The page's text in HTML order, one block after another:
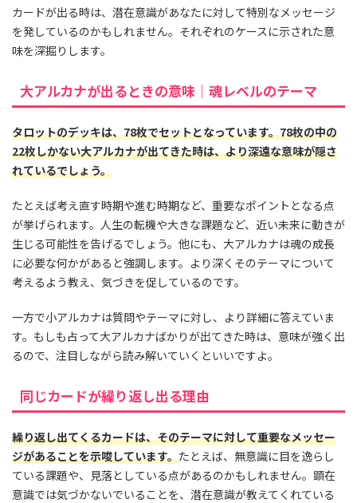
カードが出る時は、潜在意識があなたに対して特別なメッセージ
を発しているのかもしれません。それぞれのケースに示された意
味を深掘りします。
大アルカナが出るときの意味｜魂レベルのテーマ
タロットのデッキは、78枚でセットとなっています。78枚の中の
22枚しかない大アルカナが出てきた時は、より深遠な意味が隠さ
れているでしょう。
たとえば考え直す時期や進む時期など、重要なポイントとなる点
が挙げられます。人生の転機や大きな課題など、近い未来に動きが
生じる可能性を告げるでしょう。他にも、大アルカナは魂の成長
に必要な何かがあると強調します。より深くそのテーマについて
考えるよう教え、気づきを促しているのです。
一方で小アルカナは質問やテーマに対し、より詳細に答えていま
す。もしも占って大アルカナばかりが出てきた時は、意味が強く出
るので、注目しながら読み解いていくといいですよ。
同じカードが繰り返し出る理由
繰り返し出てくるカードは、そのテーマに対して重要なメッセー
ジがあることを示唆しています。たとえば、無意識に目を逸らし
ている課題や、見落としている点があるのかもしれません。顕在
意識では気づかないでいることを、潜在意識が教えてくれている